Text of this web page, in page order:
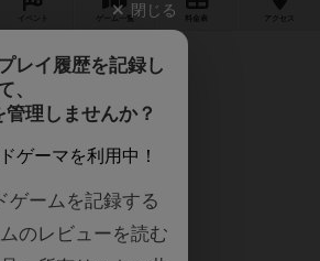
ゲーム 一覧 料金 アクセス
ーって？
！
様も増えてきて
閉じる
レイ履歴を記録し
、
理しませんか？
ゲーマを利用中！
ゲームを記録する
のレビューを読む